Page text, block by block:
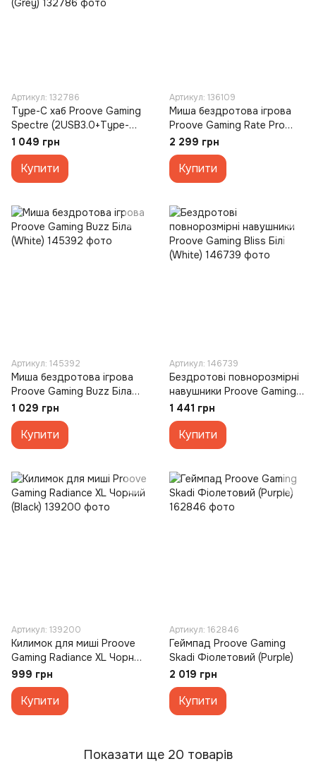
Артикул: 132786
Type-C хаб Proove Gaming
Spectre (2USB3.0+Type-
C+PD100W+HDMI) Сірий
(Grey)
1 049 грн
Купити
Артикул: 136109
Миша бездротова ігрова
Proove Gaming Rate Pro
Чорний (Black)
2 299 грн
Купити
Артикул: 145392
Миша бездротова ігрова
Proove Gaming Buzz Біла
(White)
1 029 грн
Купити
Артикул: 146739
Бездротові повнорозмірні
навушники Proove Gaming
Bliss Білі (White)
1 441 грн
Купити
Артикул: 139200
Килимок для миші Proove
Gaming Radiance XL Чорний
(Black)
999 грн
Купити
Артикул: 162846
Геймпад Proove Gaming
Skadi Фіолетовий (Purple)
2 019 грн
Купити
Показати ще 20 товарів